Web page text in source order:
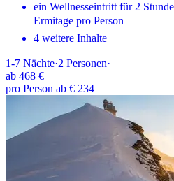
ein Wellnesseintritt für 2
Ermitage pro Person
4 weitere Inhalte
1-7 Nächte·2 Personen·
ab 468 €
pro Person ab € 234